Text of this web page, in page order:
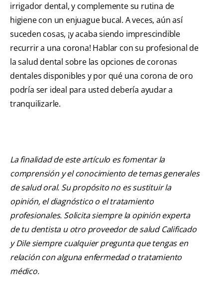
irrigador dental, y complemente su rutina de
higiene con un enjuague bucal. A veces, aún así
suceden cosas, ¡y acaba siendo imprescindible
recurrir a una corona! Hablar con su profesional de
la salud dental sobre las opciones de coronas
dentales disponibles y por qué una corona de oro
podría ser ideal para usted debería ayudar a
tranquilizarle.
La finalidad de este artículo es fomentar la
comprensión y el conocimiento de temas generales
de salud oral. Su propósito no es sustituir la
opinión, el diagnóstico o el tratamiento
profesionales. Solicita siempre la opinión experta
de tu dentista u otro proveedor de salud Calificado
y Dile siempre cualquier pregunta que tengas en
relación con alguna enfermedad o tratamiento
médico.